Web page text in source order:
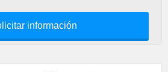
información